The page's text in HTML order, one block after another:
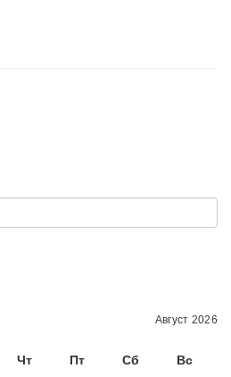
Август 2026
Чт Пт Сб Вс